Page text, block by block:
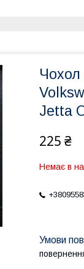
Чохол
Jetta
225 ₴
Немає в